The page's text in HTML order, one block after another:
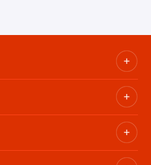
prensa, anuncios de